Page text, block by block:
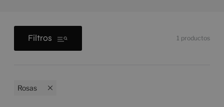
Filtros 1 productos
Rosas